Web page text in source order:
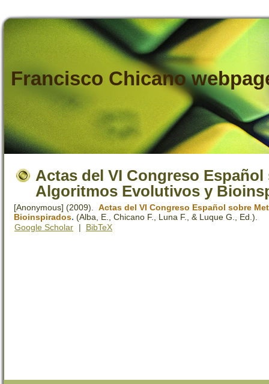
Francisco Chicano
Actas del VI Congreso
Algoritmos Evolutivos y
[Anonymous] (2009). Actas del VI Congreso Español sobre
Bioinspirados. (Alba, E., Chicano F., Luna F., & Luque G., Ed.).
Google Scholar
| BibTeX